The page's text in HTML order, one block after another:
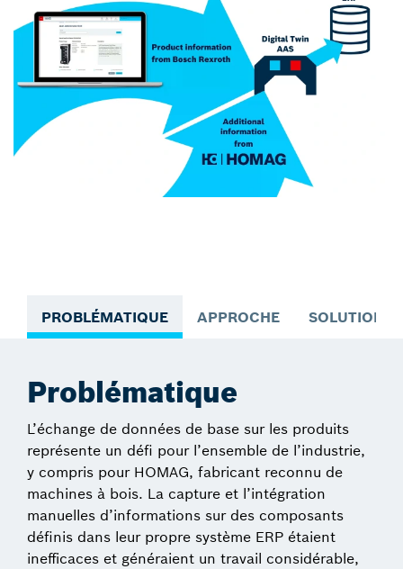
PROBLÉMATIQUE APPROCHE SOLUTION
Problématique
L’échange de données de base sur les produits
représente un défi pour l’ensemble de l’industrie,
y compris pour HOMAG, fabricant reconnu de
machines à bois. La capture et l’intégration
manuelles d’informations sur des composants
définis dans leur propre système ERP étaient
inefficaces et généraient un travail considérable,